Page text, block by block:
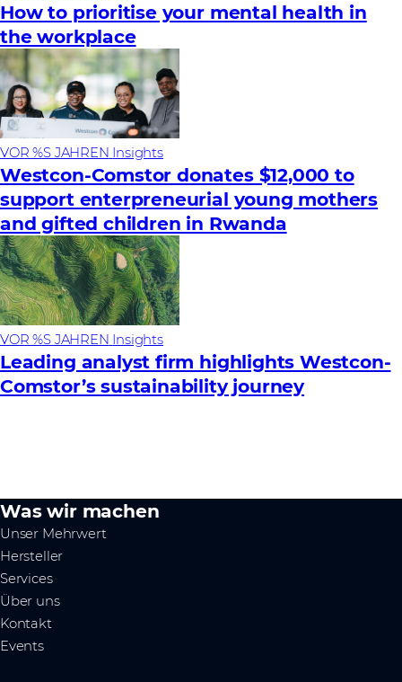
How to prioritise your mental health in
the workplace
VOR %S JAHREN Insights
Westcon-Comstor donates $12,000 to
support enterpreneurial young mothers
and gifted children in Rwanda
VOR %S JAHREN Insights
Leading analyst firm highlights Westcon-
Comstor’s sustainability journey
Was wir machen
Unser Mehrwert
Hersteller
Services
Über uns
Kontakt
Events